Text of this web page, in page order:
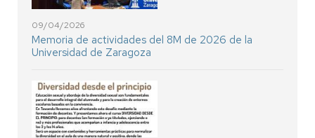
09/04/2026
Memoria de actividades del 8M de 2026 de la
Universidad de Zaragoza